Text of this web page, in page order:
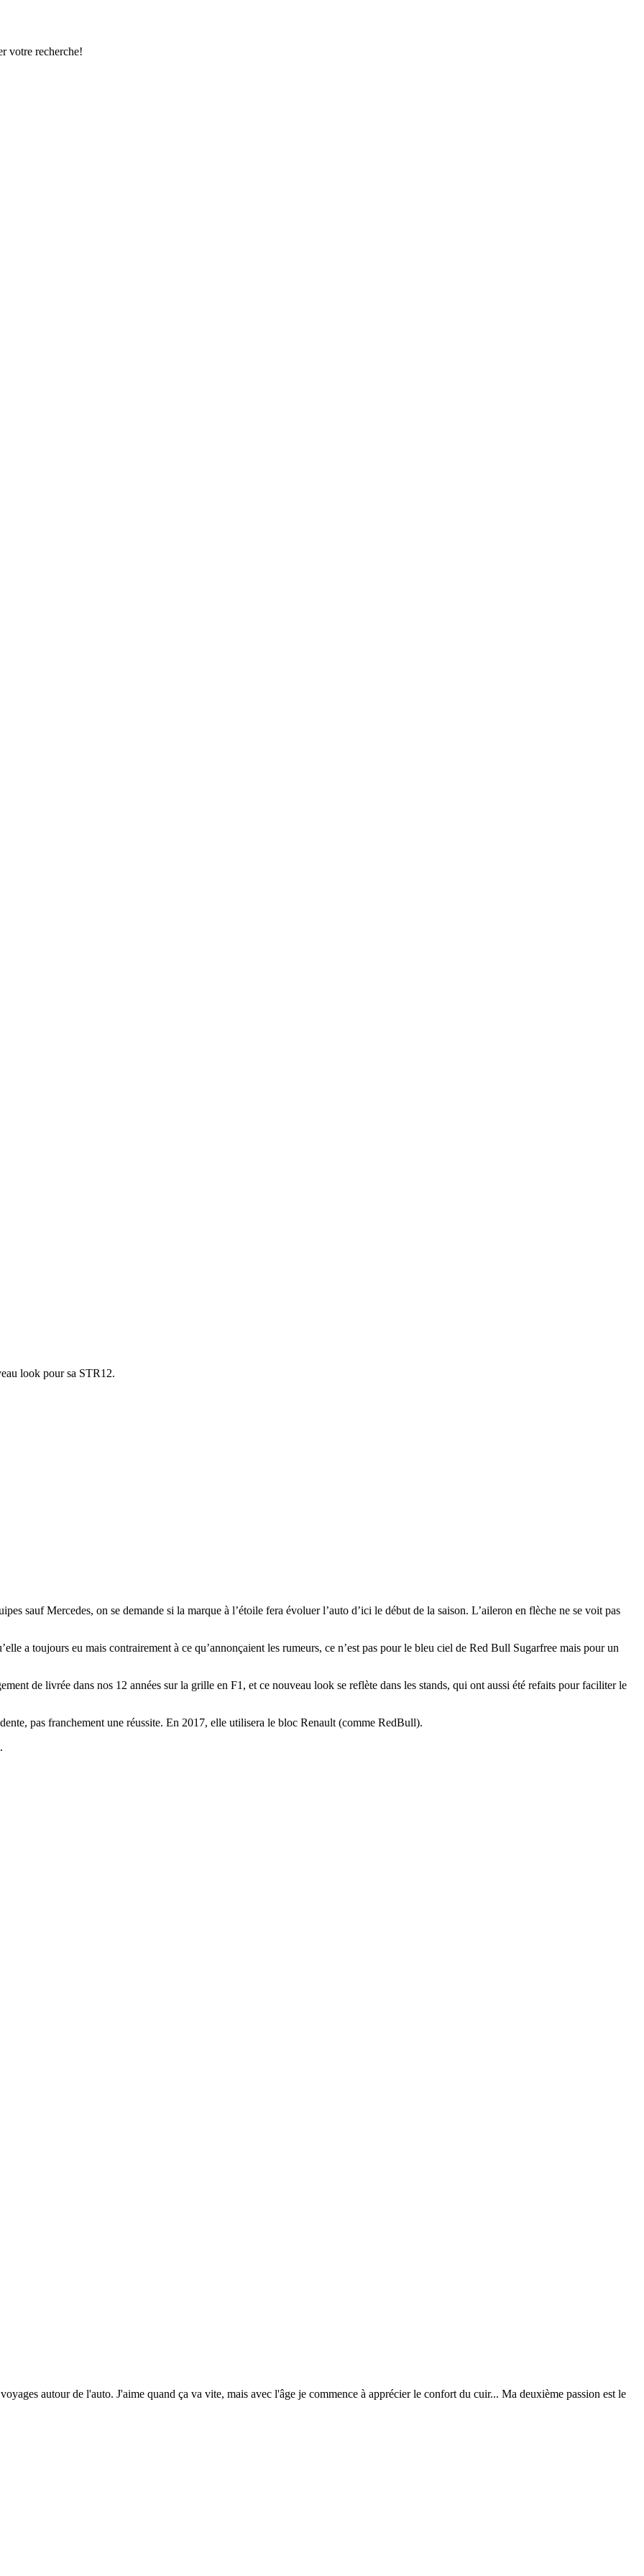
votre recherche!
look pour sa STR12.
sauf Mercedes, on se demande si la marque à l’étoile fera évoluer l’auto d’ici le début de la saison. L’aileron en flèche ne se voit pas
a toujours eu mais contrairement à ce qu’annonçaient les rumeurs, ce n’est pas pour le bleu ciel de Red Bull Sugarfree mais pour un
de livrée dans nos 12 années sur la grille en F1, et ce nouveau look se reflète dans les stands, qui ont aussi été refaits pour faciliter le
pas franchement une réussite. En 2017, elle utilisera le bloc Renault (comme RedBull).
autour de l'auto. J'aime quand ça va vite, mais avec l'âge je commence à apprécier le confort du cuir... Ma deuxième passion est le